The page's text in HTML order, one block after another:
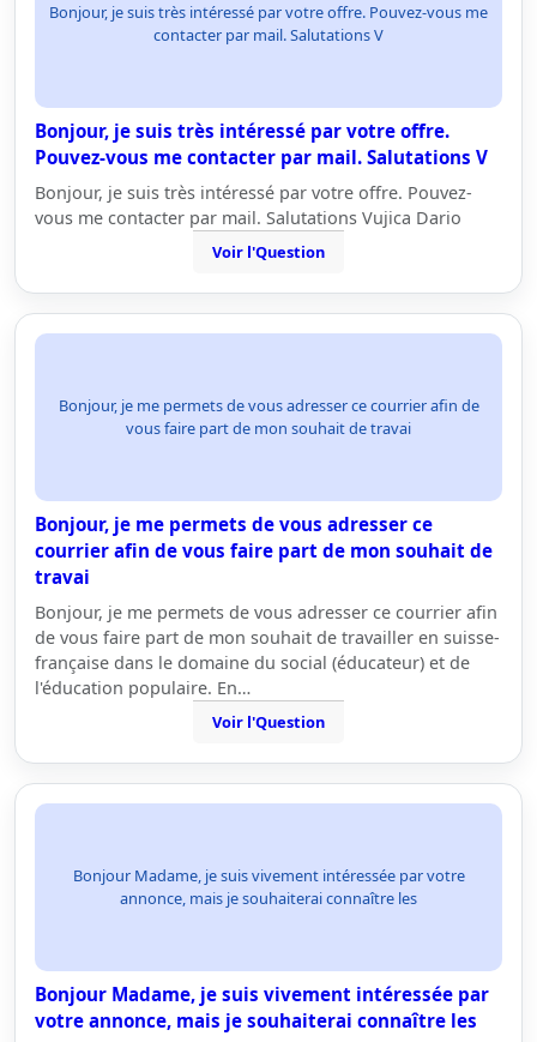
Bonjour, je suis très intéressé par votre offre. Pouvez-vous me
contacter par mail. Salutations V
Bonjour, je suis très intéressé par votre offre.
Pouvez-vous me contacter par mail. Salutations V
Bonjour, je suis très intéressé par votre offre. Pouvez-
vous me contacter par mail. Salutations Vujica Dario
Voir l'Question
Bonjour, je me permets de vous adresser ce courrier afin de
vous faire part de mon souhait de travai
Bonjour, je me permets de vous adresser ce
courrier afin de vous faire part de mon souhait de
travai
Bonjour, je me permets de vous adresser ce courrier afin
de vous faire part de mon souhait de travailler en suisse-
française dans le domaine du social (éducateur) et de
l'éducation populaire. En…
Voir l'Question
Bonjour Madame, je suis vivement intéressée par votre
annonce, mais je souhaiterai connaître les
Bonjour Madame, je suis vivement intéressée par
votre annonce, mais je souhaiterai connaître les